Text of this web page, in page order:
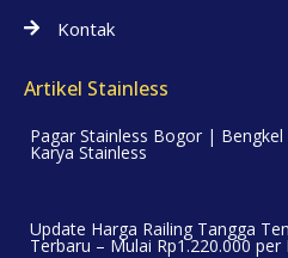
Kontak
Artikel Stainless
Pagar Stainless Bogor |
Karya Stainless
Update Harga Railing Tangga
Terbaru – Mulai Rp1.220.000